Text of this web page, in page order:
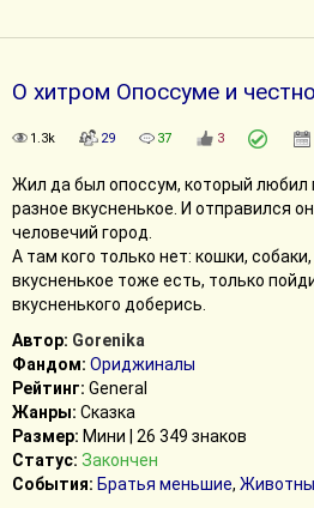
О хитром Опоссуме и
1.3k 29 37 3
Жил да был опоссум, который любил
разное вкусненькое. И отправился
человечий город.
А там кого только нет: кошки,
вкусненькое тоже есть, только
вкусненького доберись.
Автор: Gorenika
Фандом: Ориджиналы
Рейтинг: General
Жанры: Сказка
Размер: Мини | 26 349 знаков
Статус: Закончен
События: Братья меньшие,